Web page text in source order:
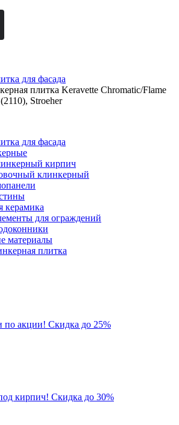
для фасада
плитка Keravette Chromatic/Flame
Stroeher
для фасада
кирпич
клинкерный
для ограждений
материалы
плитка
по акции! Скидка до 25%
кирпич! Скидка до 30%